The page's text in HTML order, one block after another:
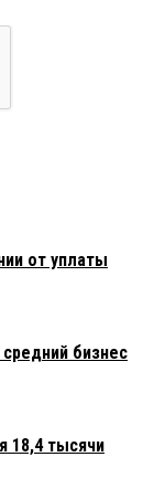
от уплаты
бизнес
18,4 тысячи